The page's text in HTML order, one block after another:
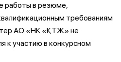
работы в резюме,
требованиям
АО «НК «ҚТЖ» не
к участию в конкурсном